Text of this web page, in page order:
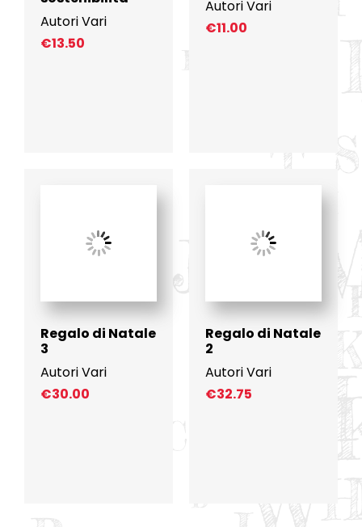
Autori Vari
€13.50
Autori Vari
€11.00
Regalo di Natale
3
Autori Vari
€30.00
Regalo di Natale
2
Autori Vari
€32.75